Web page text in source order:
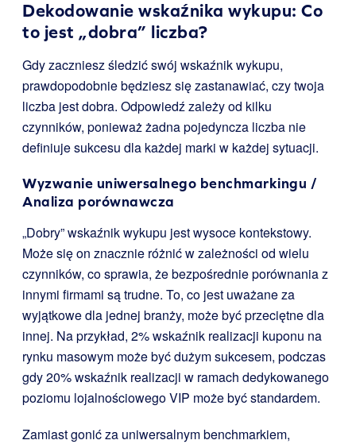
Dekodowanie wskaźnika wykupu: Co
to jest „dobra” liczba?
Gdy zaczniesz śledzić swój wskaźnik wykupu,
prawdopodobnie będziesz się zastanawiać, czy twoja
liczba jest dobra. Odpowiedź zależy od kilku
czynników, ponieważ żadna pojedyncza liczba nie
definiuje sukcesu dla każdej marki w każdej sytuacji.
Wyzwanie uniwersalnego benchmarkingu /
Analiza porównawcza
„Dobry” wskaźnik wykupu jest wysoce kontekstowy.
Może się on znacznie różnić w zależności od wielu
czynników, co sprawia, że bezpośrednie porównania z
innymi firmami są trudne. To, co jest uważane za
wyjątkowe dla jednej branży, może być przeciętne dla
innej. Na przykład, 2% wskaźnik realizacji kuponu na
rynku masowym może być dużym sukcesem, podczas
gdy 20% wskaźnik realizacji w ramach dedykowanego
poziomu lojalnościowego VIP może być standardem.
Zamiast gonić za uniwersalnym benchmarkiem,